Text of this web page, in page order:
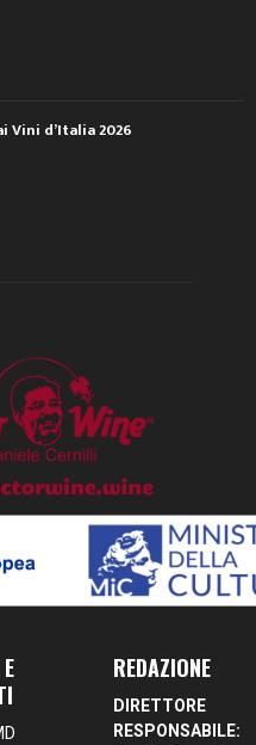
Vini d’Italia 2026
REDAZIONE
DIRETTORE
RESPONSABILE: